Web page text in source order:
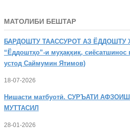
МАТОЛИБИ БЕШТАР
БАРДОШТУ ТААССУРОТ АЗ ЁДДОШТУ
“Ёддоштҳо”-и муҳаққиқ,
устод Саймумин Ятимов)
18-07-2026
Нишасти матбуотӣ. СУРЪАТИ
МУТТАСИЛ
28-01-2026